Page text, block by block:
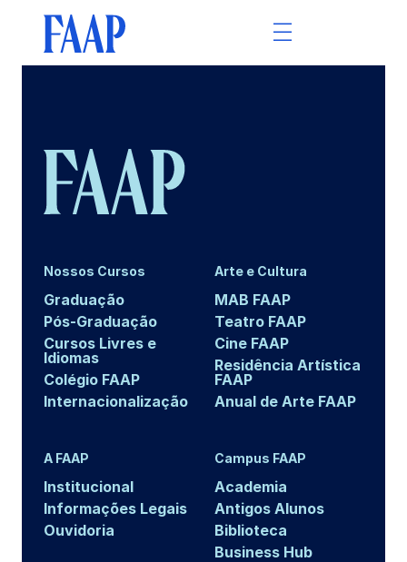
Nossos Cursos
Graduação
Pós-Graduação
Cursos Livres e
Idiomas
Colégio FAAP
Internacionalização
Arte e Cultura
MAB FAAP
Teatro FAAP
Cine FAAP
Residência Artística
FAAP
Anual de Arte FAAP
A FAAP
Institucional
Informações Legais
Ouvidoria
Campus FAAP
Academia
Antigos Alunos
Biblioteca
Business Hub